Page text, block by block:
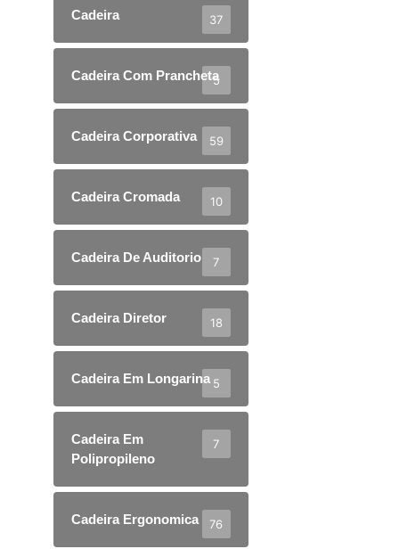
Cadeira 37
Cadeira Com Prancheta
5
Cadeira Corporativa 59
Cadeira Cromada 10
Cadeira De Auditorio 7
Cadeira Diretor 18
Cadeira Em Longarina 5
Cadeira Em
Polipropileno
7
Cadeira Ergonomica 76